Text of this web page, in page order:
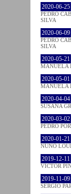
2020-06-25
PEDRO
SILVA
2020-06-09
PEDRO
SILVA
2020-05-21
MANUELA
2020-05-01
MANUELA
2020-04-04
SUSANA
2020-03-02
PEDRO
2020-01-21
NUNO
2019-12-11
VICTOR
2019-11-09
SÉRGIO